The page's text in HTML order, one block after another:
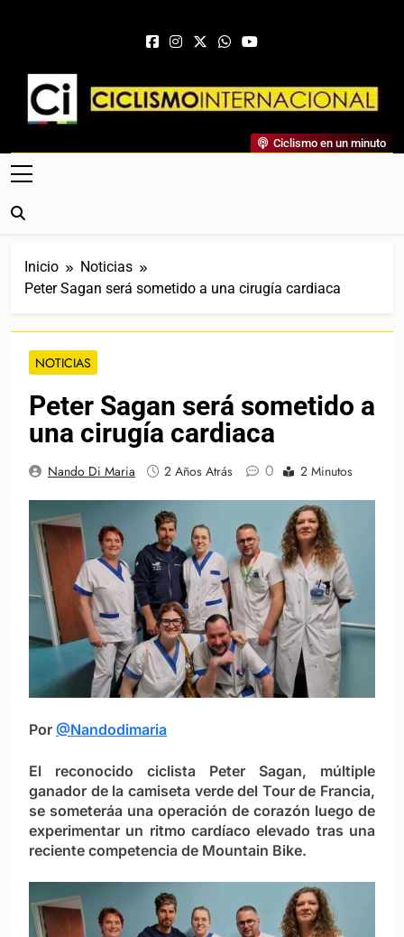
Ciclismo Internacional
Web Dedicada Al Ciclismo Mundial. Entrevistas, Análisis,
Crónicas, Previas Y Más. La Web Ciclista De Referencia.
Ciclismo en un minuto
Inicio
Noticias
Peter Sagan será sometido a una cirugía cardiaca
NOTICIAS
Peter Sagan será sometido a
una cirugía cardiaca
Nando Di Maria 2 Años Atrás 0 2 Minutos
Por @Nandodimaria
El reconocido ciclista Peter Sagan, múltiple
ganador de la camiseta verde del Tour de Francia,
se someteráa una operación de corazón luego de
experimentar un ritmo cardíaco elevado tras una
reciente competencia de Mountain Bike.